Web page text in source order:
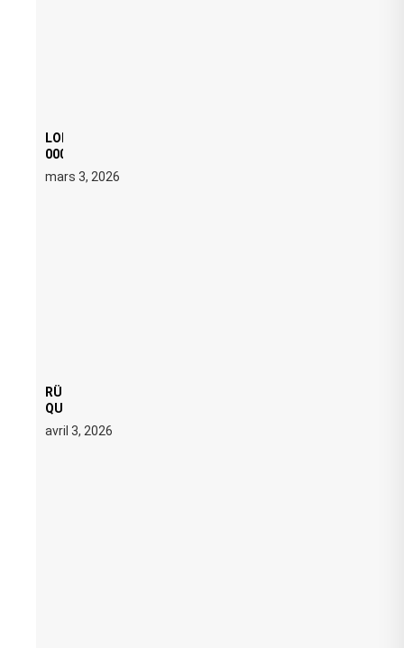
LOI ANTI FREE PARTY : SIX MOIS DE PRISON ET 5
000 € D’AMENDE PROPOSÉS LE 9 AVRIL
mars 3, 2026
RÜFÜS DU SOL LANCE UNE RÉSIDENCE DJ SET DE
QUATRE DATES À PACHA IBIZA EN JUILLET 2026
avril 3, 2026